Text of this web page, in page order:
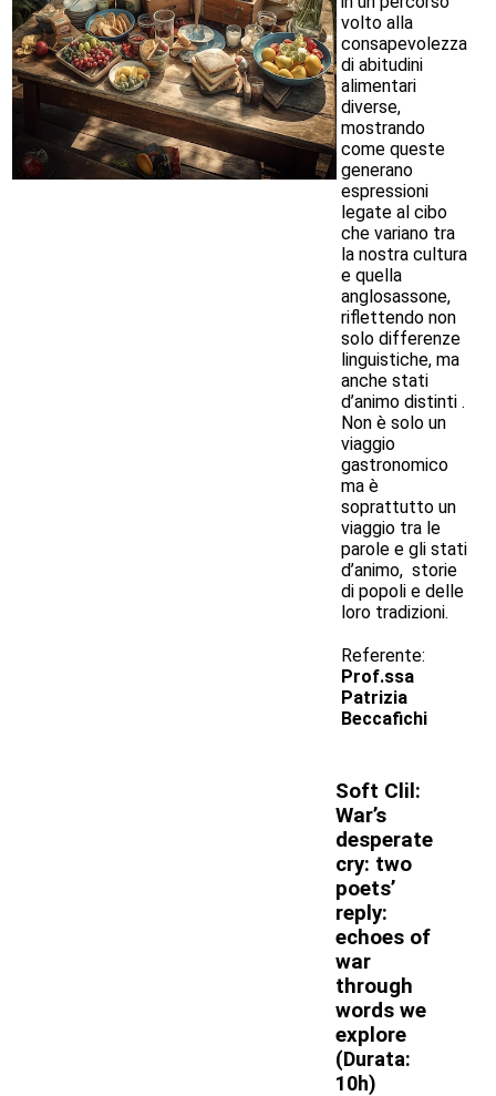
volto alla
consapevolezza
di abitudini
alimentari
diverse,
mostrando
come queste
generano
espressioni
legate al cibo
che variano tra
la nostra cultura
e quella
anglosassone,
riflettendo non
solo differenze
linguistiche, ma
anche stati
d’animo distinti .
Non è solo un
viaggio
gastronomico
ma è
soprattutto un
viaggio tra le
parole e gli stati
d’animo, storie
di popoli e delle
loro tradizioni.
Referente:
Prof.ssa
Patrizia
Beccafichi
Soft Clil:
War’s
desperate
cry: two
poets’
reply:
echoes of
war
through
words we
explore
(Durata:
10h)